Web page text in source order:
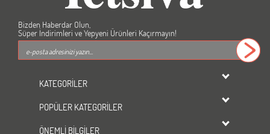
Bizden Haberdar Olun,
Süper İndirimleri ve Yepyeni Ürünleri Kaçırmayın!
KATEGORİLER
dondurulmuş ürünler
KÖPEK
POPÜLER KATEGORİLER
Kedi Maması
ÖNEMLİ BİLGİLER